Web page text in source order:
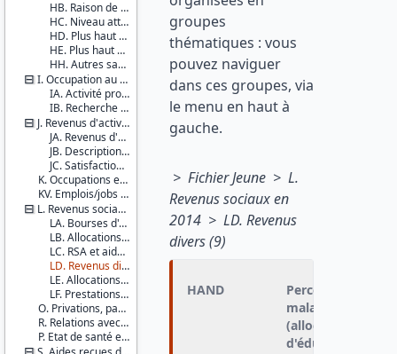
HB. Raison de l'arrêt des études
HC. Niveau atteint par le jeune adulte encore en formation initiale
HD. Plus haut diplôme atteint (pour tous)
HE. Plus haut niveau atteint (pour tous)
HH. Autres savoirs du jeune adulte
I. Occupation au cours de la semaine précédente
IA. Activité professionnelle
IB. Recherche d'un travail
J. Revenus d'activités et description de l'activité
JA. Revenus d'activités de la semaine précédente
JB. Description de l'activité au cours de la semaine précédente
JC. Satisfaction vis-à-vis de la situation professionnelle actuelle
K. Occupations en 2014 et revenus d'activités
KV. Emplois/jobs de vacances
L. Revenus sociaux en 2014
LA. Bourses d'études
LB. Allocations chômage
LC. RSA et aides sociales
LD. Revenus divers
LE. Allocations logement
LF. Prestations familiales
O. Privations, pauvreté subjective et indicateur de bonheur
R. Relations avec les parents
P. Etat de santé et recours aux soins des jeunes adultes
Progedo-
Adisp
groupes
thématiques : vous
pouvez naviguer
dans ces groupes, via
le menu en haut à
gauche.
> Fichier Jeune > L.
Revenus sociaux en
2014 > LD. Revenus
divers (9)
HAND
Perception
maladie, au
(allocation pour
d'éducation de